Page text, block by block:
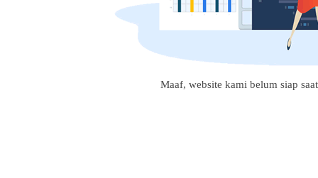
Maaf, website kami belum siap